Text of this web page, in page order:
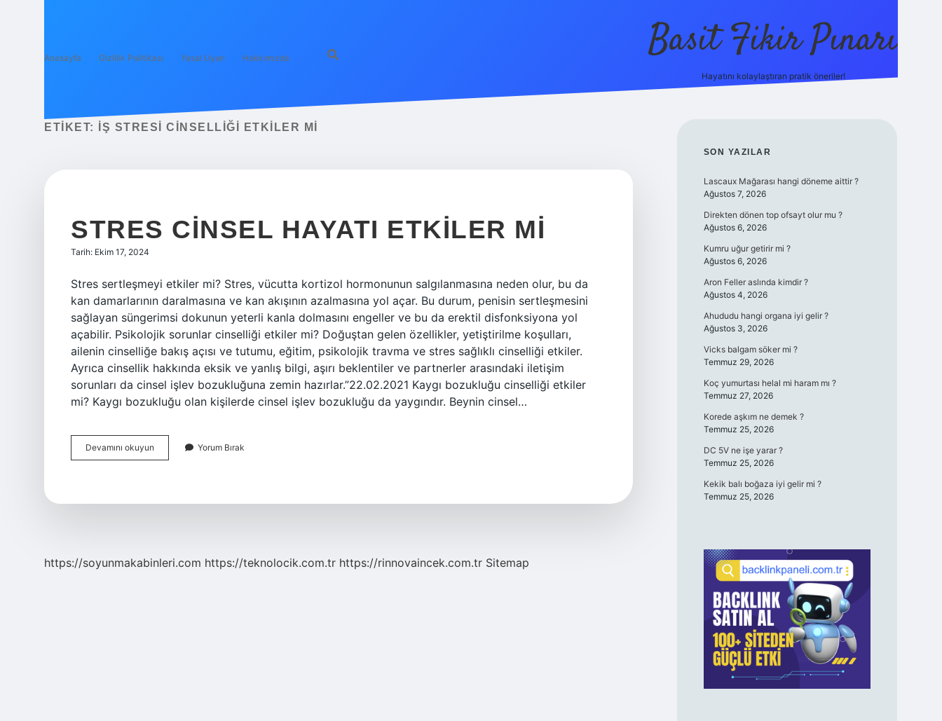
Anasayfa Gizlilik Politikası Yasal Uyarı Hakkımızda Basit Fikir Pınarı
Hayatını kolaylaştıran pratik öneriler!
ETIKET: İŞ STRESI CINSELLIĞI ETKILER MI
STRES CINSEL HAYATI ETKILER MI
Tarih: Ekim 17, 2024
Stres sertleşmeyi etkiler mi? Stres, vücutta kortizol hormonunun salgılanmasına neden olur, bu da
kan damarlarının daralmasına ve kan akışının azalmasına yol açar. Bu durum, penisin sertleşmesini
sağlayan süngerimsi dokunun yeterli kanla dolmasını engeller ve bu da erektil disfonksiyona yol
açabilir. Psikolojik sorunlar cinselliği etkiler mi? Doğuştan gelen özellikler, yetiştirilme koşulları,
ailenin cinselliğe bakış açısı ve tutumu, eğitim, psikolojik travma ve stres sağlıklı cinselliği etkiler.
Ayrıca cinsellik hakkında eksik ve yanlış bilgi, aşırı beklentiler ve partnerler arasındaki iletişim
sorunları da cinsel işlev bozukluğuna zemin hazırlar.”22.02.2021 Kaygı bozukluğu cinselliği etkiler
mi? Kaygı bozukluğu olan kişilerde cinsel işlev bozukluğu da yaygındır. Beynin cinsel…
Devamını okuyun
Cinsel
Yorum Bırak
https://soyunmakabinleri.com https://teknolocik.com.tr https://rinnovaincek.com.tr Sitemap
SIDEBAR
SON YAZILAR
Lascaux Mağarası hangi döneme aittir ?
Ağustos 7, 2026
Direkten dönen top ofsayt olur mu ?
Ağustos 6, 2026
Kumru uğur getirir mi ?
Ağustos 6, 2026
Aron Feller aslında kimdir ?
Ağustos 4, 2026
Ahududu hangi organa iyi gelir ?
Ağustos 3, 2026
Vicks balgam söker mi ?
Temmuz 29, 2026
Koç yumurtası helal mi haram mı ?
Temmuz 27, 2026
Korede aşkım ne demek ?
Temmuz 25, 2026
DC 5V ne işe yarar ?
Temmuz 25, 2026
Kekik balı boğaza iyi gelir mi ?
Temmuz 25, 2026